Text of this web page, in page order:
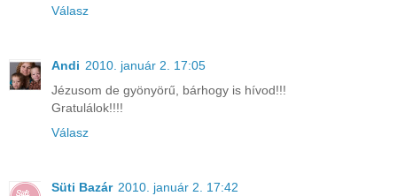
Válasz
Andi 2010. január 2. 17:05
Jézusom de gyönyörű, bárhogy is hívod!!!
Gratulálok!!!!
Válasz
Süti Bazár 2010. január 2. 17:42